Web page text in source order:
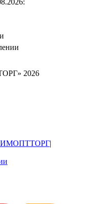
2026
|